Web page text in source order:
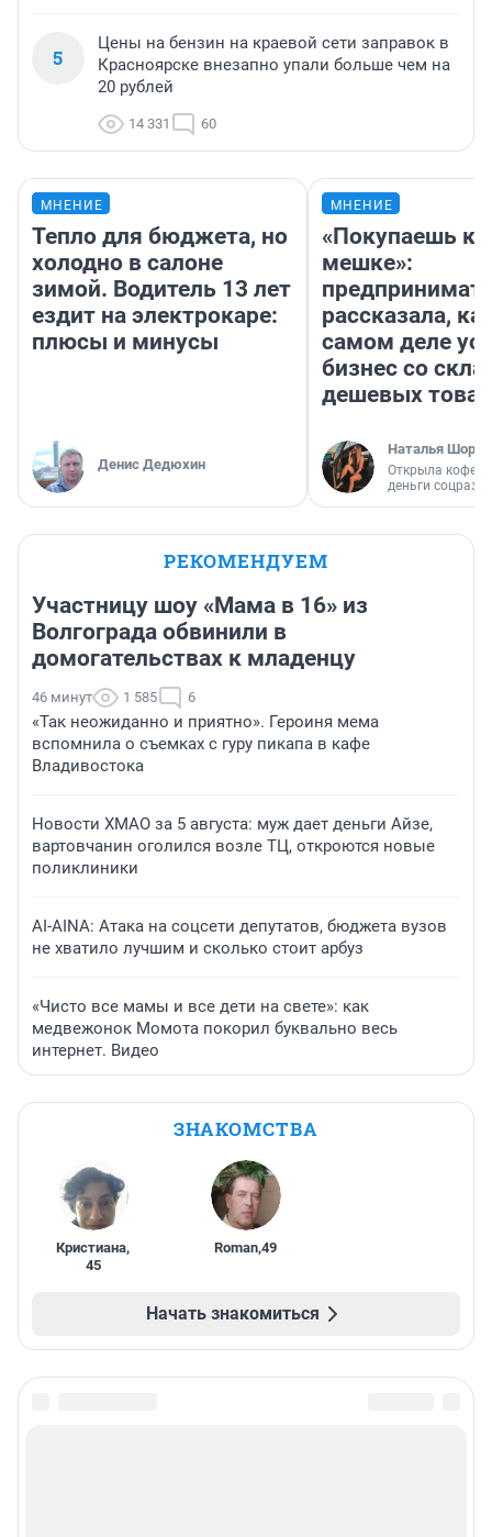
5
Цены на бензин на краевой сети заправок в
Красноярске внезапно упали больше чем на
20 рублей
14 331 60
МНЕНИЕ
Тепло для бюджета, но
холодно в салоне
зимой. Водитель 13 лет
ездит на электрокаре:
плюсы и минусы
Денис Дедюхин
МНЕНИЕ
«Покупаешь
мешке»:
рассказала,
самом деле
бизнес со
дешевых
Наталья
Открыла
деньги
РЕКОМЕНДУЕМ
Участницу шоу «Мама в 16» из
Волгограда обвинили в
домогательствах к младенцу
46 минут 1 585 6
«Так неожиданно и приятно». Героиня мема
вспомнила о съемках с гуру пикапа в кафе
Владивостока
Новости ХМАО за 5 августа: муж дает деньги Айзе,
вартовчанин оголился возле ТЦ, откроются новые
поликлиники
AI-AINA: Атака на соцсети депутатов, бюджета вузов
не хватило лучшим и сколько стоит арбуз
«Чисто все мамы и все дети на свете»: как
медвежонок Момота покорил буквально весь
интернет. Видео
ЗНАКОМСТВА
Кристиана,
45
Roman,49
Начать знакомиться